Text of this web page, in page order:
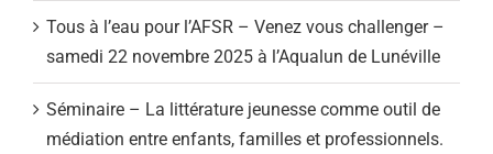
Tous à l’eau pour l’AFSR – Venez vous challenger –
samedi 22 novembre 2025 à l’Aqualun de Lunéville
Séminaire – La littérature jeunesse comme outil de
médiation entre enfants, familles et professionnels.